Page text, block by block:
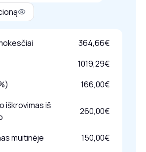
364,66€
1019,29€
166,00€
iškrovimas iš
260,00€
muitinėje
150,00€